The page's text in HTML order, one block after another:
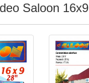
Saloon 16x9